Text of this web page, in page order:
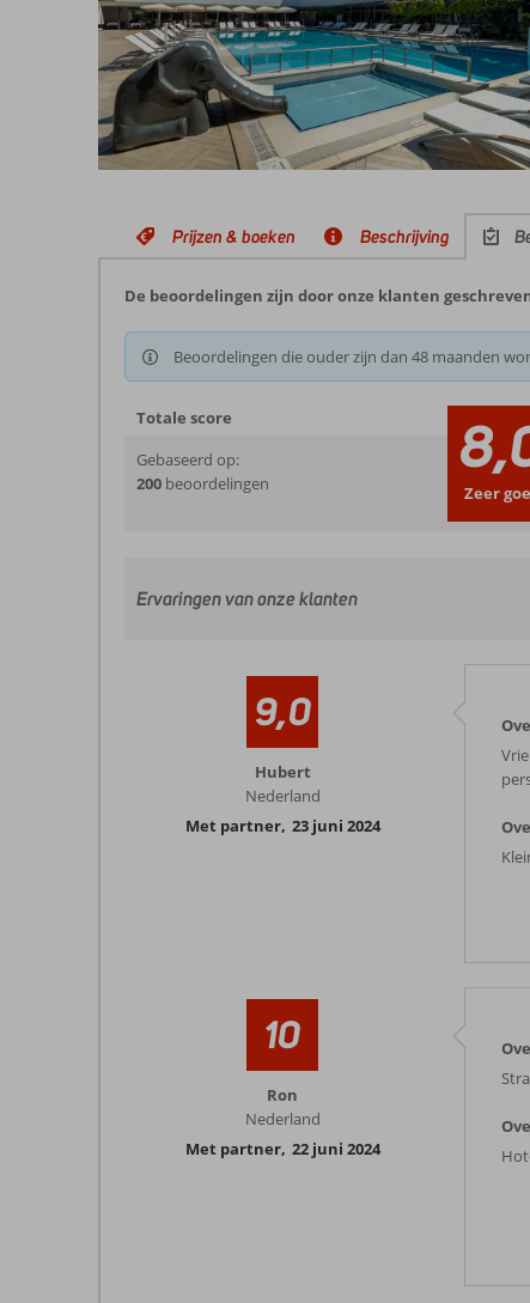
Prijzen & boeken Beschrijving
De beoordelingen zijn door onze klanten
Beoordelingen die ouder zijn dan 48 maanden
Totale score
Gebaseerd op:
200 beoordelingen Zeer
Ervaringen van onze klanten
9,0
Hubert
Nederland
Met partner, 23 juni 2024
10
Ron
Nederland
Met partner, 22 juni 2024